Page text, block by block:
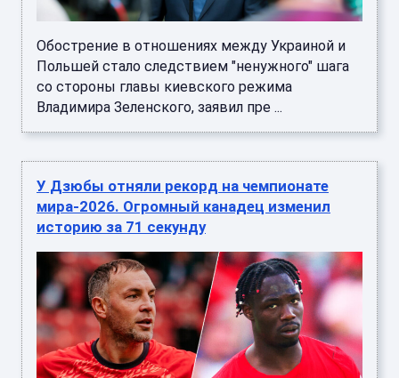
Обострение в отношениях между Украиной и
Польшей стало следствием "ненужного" шага
со стороны главы киевского режима
Владимира Зеленского, заявил пре ...
У Дзюбы отняли рекорд на чемпионате
мира-2026. Огромный канадец изменил
историю за 71 секунду